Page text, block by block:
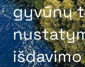
gyvūnų